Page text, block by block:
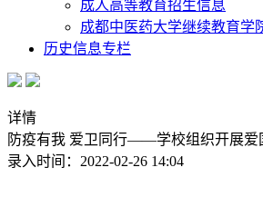
成人高等教育招生信息
成都中医药大学继续教育学
历史信息专栏
详情
防疫有我 爱卫同行——学校组织开展爱
录入时间：2022-02-26 14:04